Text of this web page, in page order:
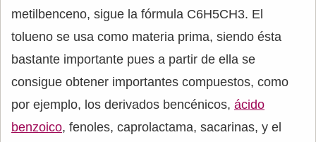
metilbenceno, sigue la fórmula C6H5CH3. El
tolueno se usa como materia prima, siendo ésta
bastante importante pues a partir de ella se
consigue obtener importantes compuestos, como
por ejemplo, los derivados bencénicos, ácido
benzoico, fenoles, caprolactama, sacarinas, y el